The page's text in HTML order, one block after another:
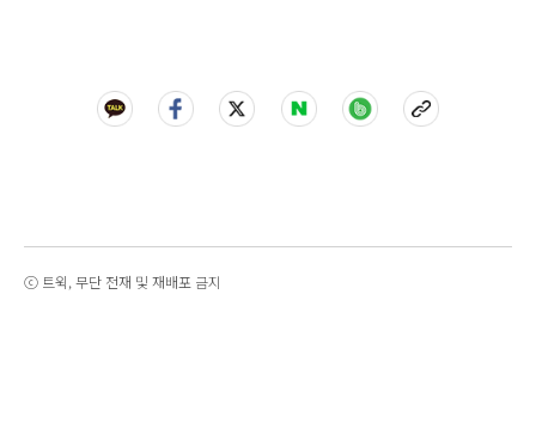
ⓒ 트윅, 무단 전재 및 재배포 금지